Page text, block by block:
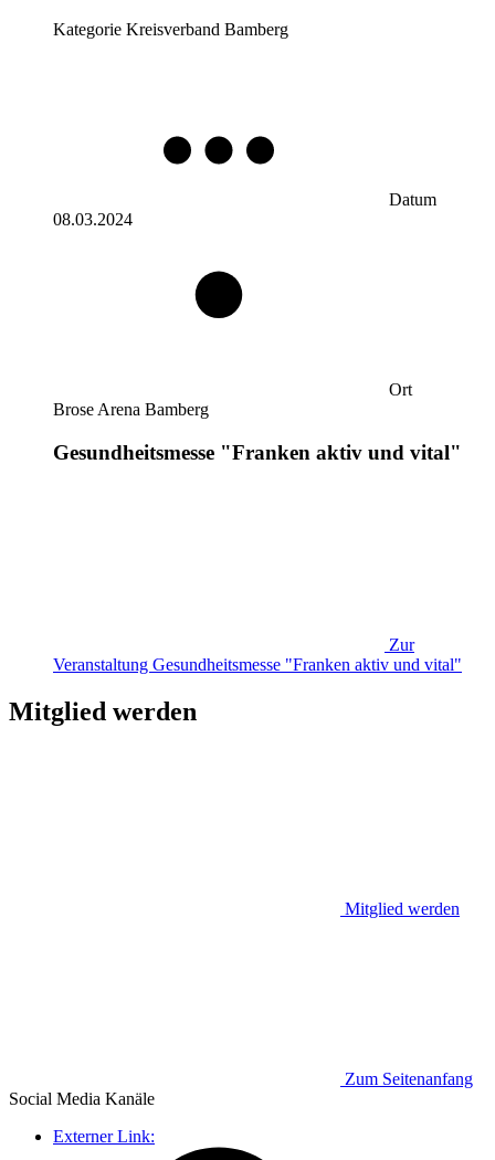
Kategorie Kreisverband Bamberg
Datum
08.03.2024
Ort
Brose Arena Bamberg
Gesundheitsmesse "Franken aktiv und vital"
Zur
Veranstaltung Gesundheitsmesse "Franken aktiv und vital"
Mitglied werden
Mitglied werden
Zum Seitenanfang
Social Media Kanäle
Externer Link: